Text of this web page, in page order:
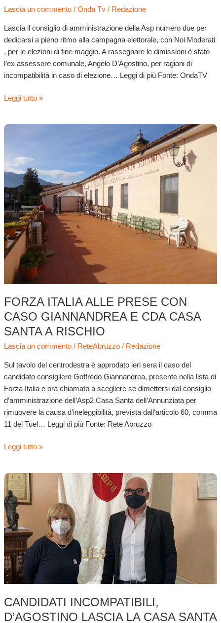
Lascia un commento / Onda Tv/ Redazione
Lascia il consiglio di amministrazione della Asp numero due per
dedicarsi a pieno ritmo alla campagna elettorale, con Noi Moderati
, per le elezioni di fine maggio. A rassegnare le dimissioni è stato
l’ex assessore comunale, Angelo D’Agostino, per ragioni di
incompatibilità in caso di elezione… Leggi di più Fonte: OndaTV
Leggi tutto »
FORZA ITALIA ALLE PRESE CON
CASO GIANNANDREA E CDA CASA
SANTA A RISCHIO
Lascia un commento / ReteAbruzzo/ Redazione
Sul tavolo del centrodestra è approdato ieri sera il caso del
candidato consigliere Goffredo Giannandrea, presente nella lista di
Forza Italia e ora chiamato a scegliere se dimettersi dal consiglio
d’amministrazione dell’Asp2 Casa Santa dell’Annunziata per
rimuovere la causa d’ineleggibilità, prevista dall’articolo 60, comma
11 del Tuel… Leggi di più Fonte: Rete Abruzzo
Forza
prese
caso
Giannandrea
e
CDA
Casa
Santa
a
rischio
Leggi tutto »
CANDIDATI INCOMPATIBILI,
D’AGOSTINO LASCIA LA CASA SANTA
Candidati
incompatibili,
D’Agostino
lascia
la
casa
Santa
Annunziata
e
punta
a
tornare
assessore